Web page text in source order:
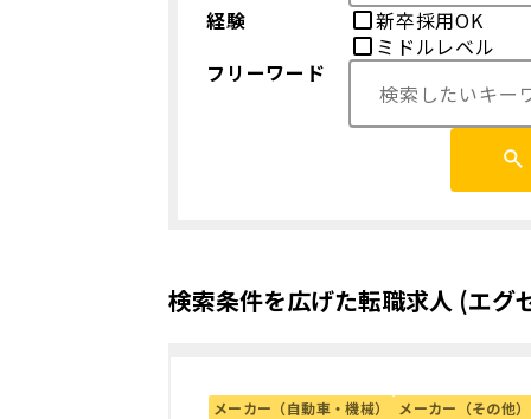
経験
新卒採用OK
ミドルレベル
フリーワード
検索条件を広げた転職求人 (エグ
メーカー（自動車・機械） メーカー（その他）